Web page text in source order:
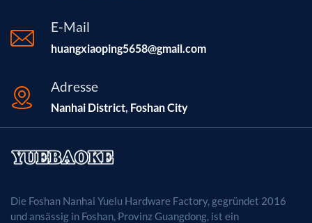
E-Mail
huangxiaoping5658@gmail.com
Adresse
Nanhai District, Foshan City
Die Foshan Nanhai Yuelu Hardware Factory, gegründet 2016
und ansässig in Foshan, Provinz Guangdong, ist ein